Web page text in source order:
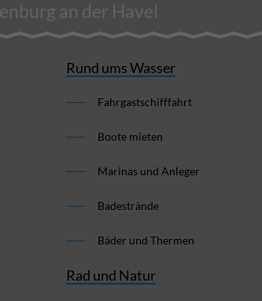
an der Havel
Rund ums Wasser
Fahrgastschifffahrt
Boote mieten
Marinas und Anleger
Badestrände
Bäder und Thermen
Rad und Natur